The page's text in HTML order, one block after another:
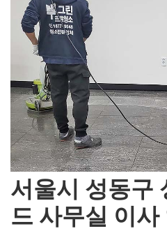
서울시 성동구
드 사무실 이